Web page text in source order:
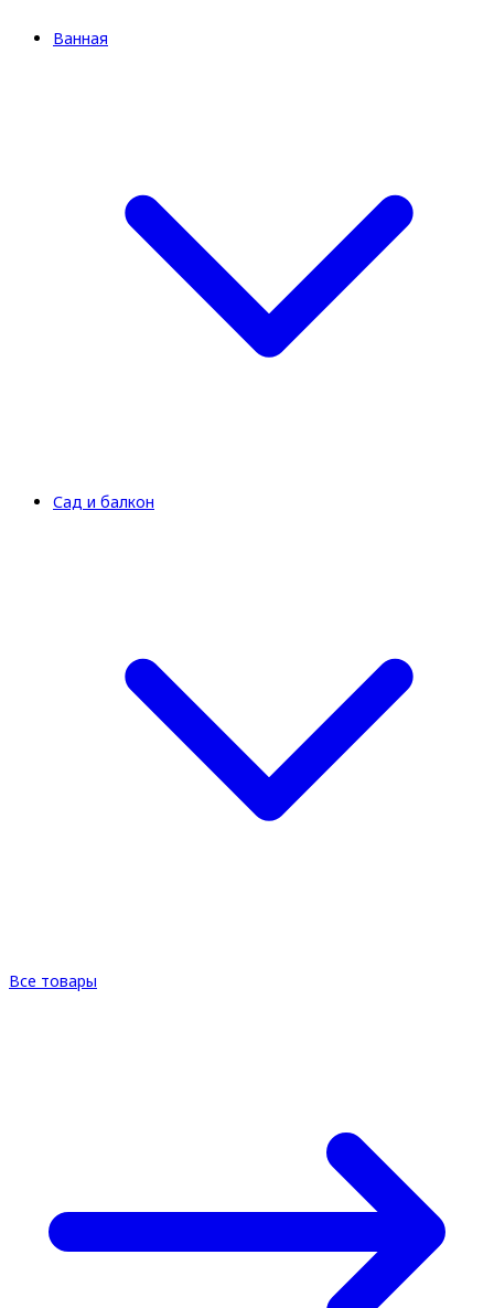
Ванная
Сад и балкон
Все товары